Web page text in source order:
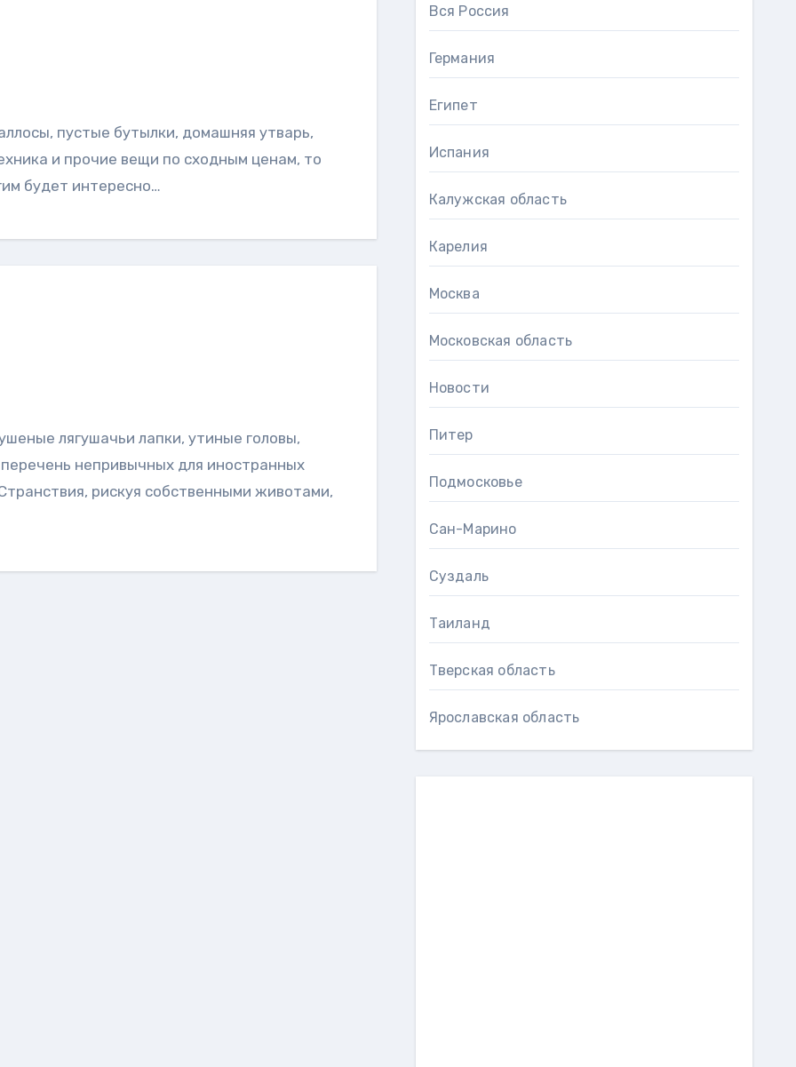
и прочие вещи по сходным ценам, то
будет интересно…
непривычных для иностранных
рискуя собственными животами,
Вся Россия
Германия
Египет
Испания
Калужская область
Карелия
Москва
Московская область
Новости
Питер
Подмосковье
Сан-Марино
Суздаль
Таиланд
Тверская область
Ярославская область